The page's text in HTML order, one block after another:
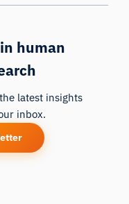
human
latest insights
inbox.
スタント